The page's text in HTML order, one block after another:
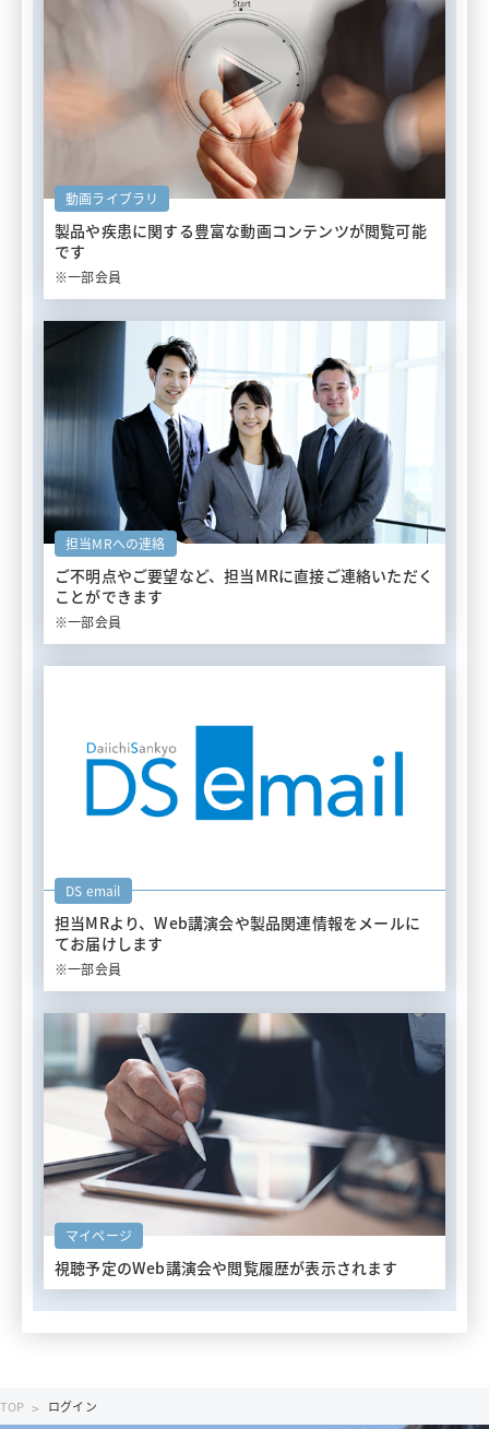
動画ライブラリ
製品や疾患に関する豊富な動画コンテンツが閲覧可能
です
※一部会員
担当MRへの連絡
ご不明点やご要望など、担当MRに直接ご連絡いただく
ことができます
※一部会員
DS email
担当MRより、Web講演会や製品関連情報をメールに
てお届けします
※一部会員
マイページ
視聴予定のWeb講演会や閲覧履歴が表示されます
TOP ログイン